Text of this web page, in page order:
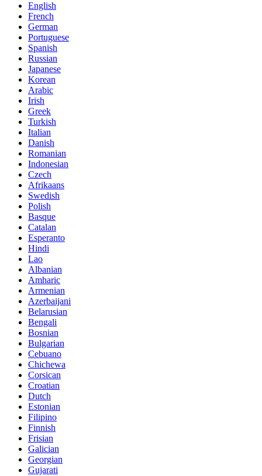
English
French
German
Portuguese
Spanish
Russian
Japanese
Korean
Arabic
Irish
Greek
Turkish
Italian
Danish
Romanian
Indonesian
Czech
Afrikaans
Swedish
Polish
Basque
Catalan
Esperanto
Hindi
Lao
Albanian
Amharic
Armenian
Azerbaijani
Belarusian
Bengali
Bosnian
Bulgarian
Cebuano
Chichewa
Corsican
Croatian
Dutch
Estonian
Filipino
Finnish
Frisian
Galician
Georgian
Gujarati